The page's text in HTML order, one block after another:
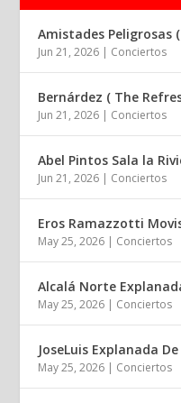
Amistades Peligrosas
Jun 21, 2026 | Conciertos
Bernárdez ( The
Jun 21, 2026 | Conciertos
Abel Pintos Sala la
Jun 21, 2026 | Conciertos
Eros Ramazzotti
May 25, 2026 | Conciertos
Alcalá Norte
May 25, 2026 | Conciertos
JoseLuis Explanada
May 25, 2026 | Conciertos